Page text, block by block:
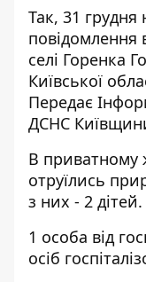
Так, 31 грудня
повідомлення
селі Горенка
Київської
Передає
ДСНС
В приватному
отруїлись
з них - 2 дітей.
1 особа від
осіб